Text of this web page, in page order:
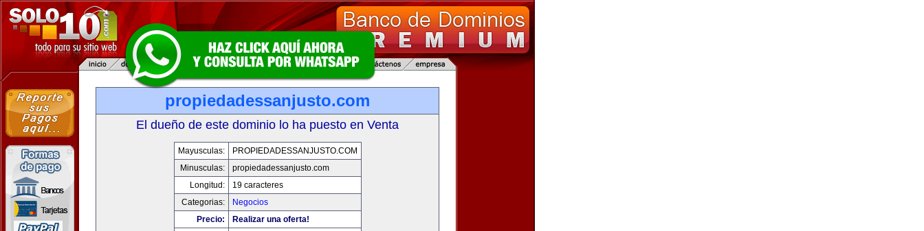
propiedadessanjusto.com
El dueño de este dominio lo ha puesto en Venta
Mayusculas:
PROPIEDADESSANJUSTO.COM
Minusculas:
propiedadessanjusto.com
Longitud:
19 caracteres
Categorias:
Negocios
Precio:
Realizar una oferta!